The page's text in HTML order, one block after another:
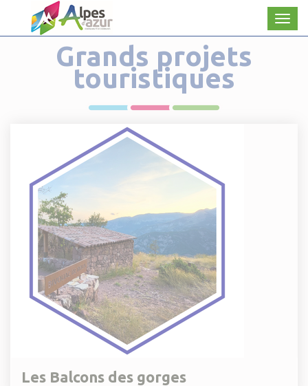
Grands projets
touristiques
Les Balcons des gorges
Panneau de gestion des cookies